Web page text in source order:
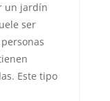
un jardín
ser
Este tipo